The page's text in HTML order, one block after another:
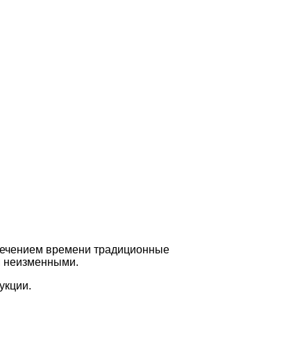
времени традиционные
неизменными.